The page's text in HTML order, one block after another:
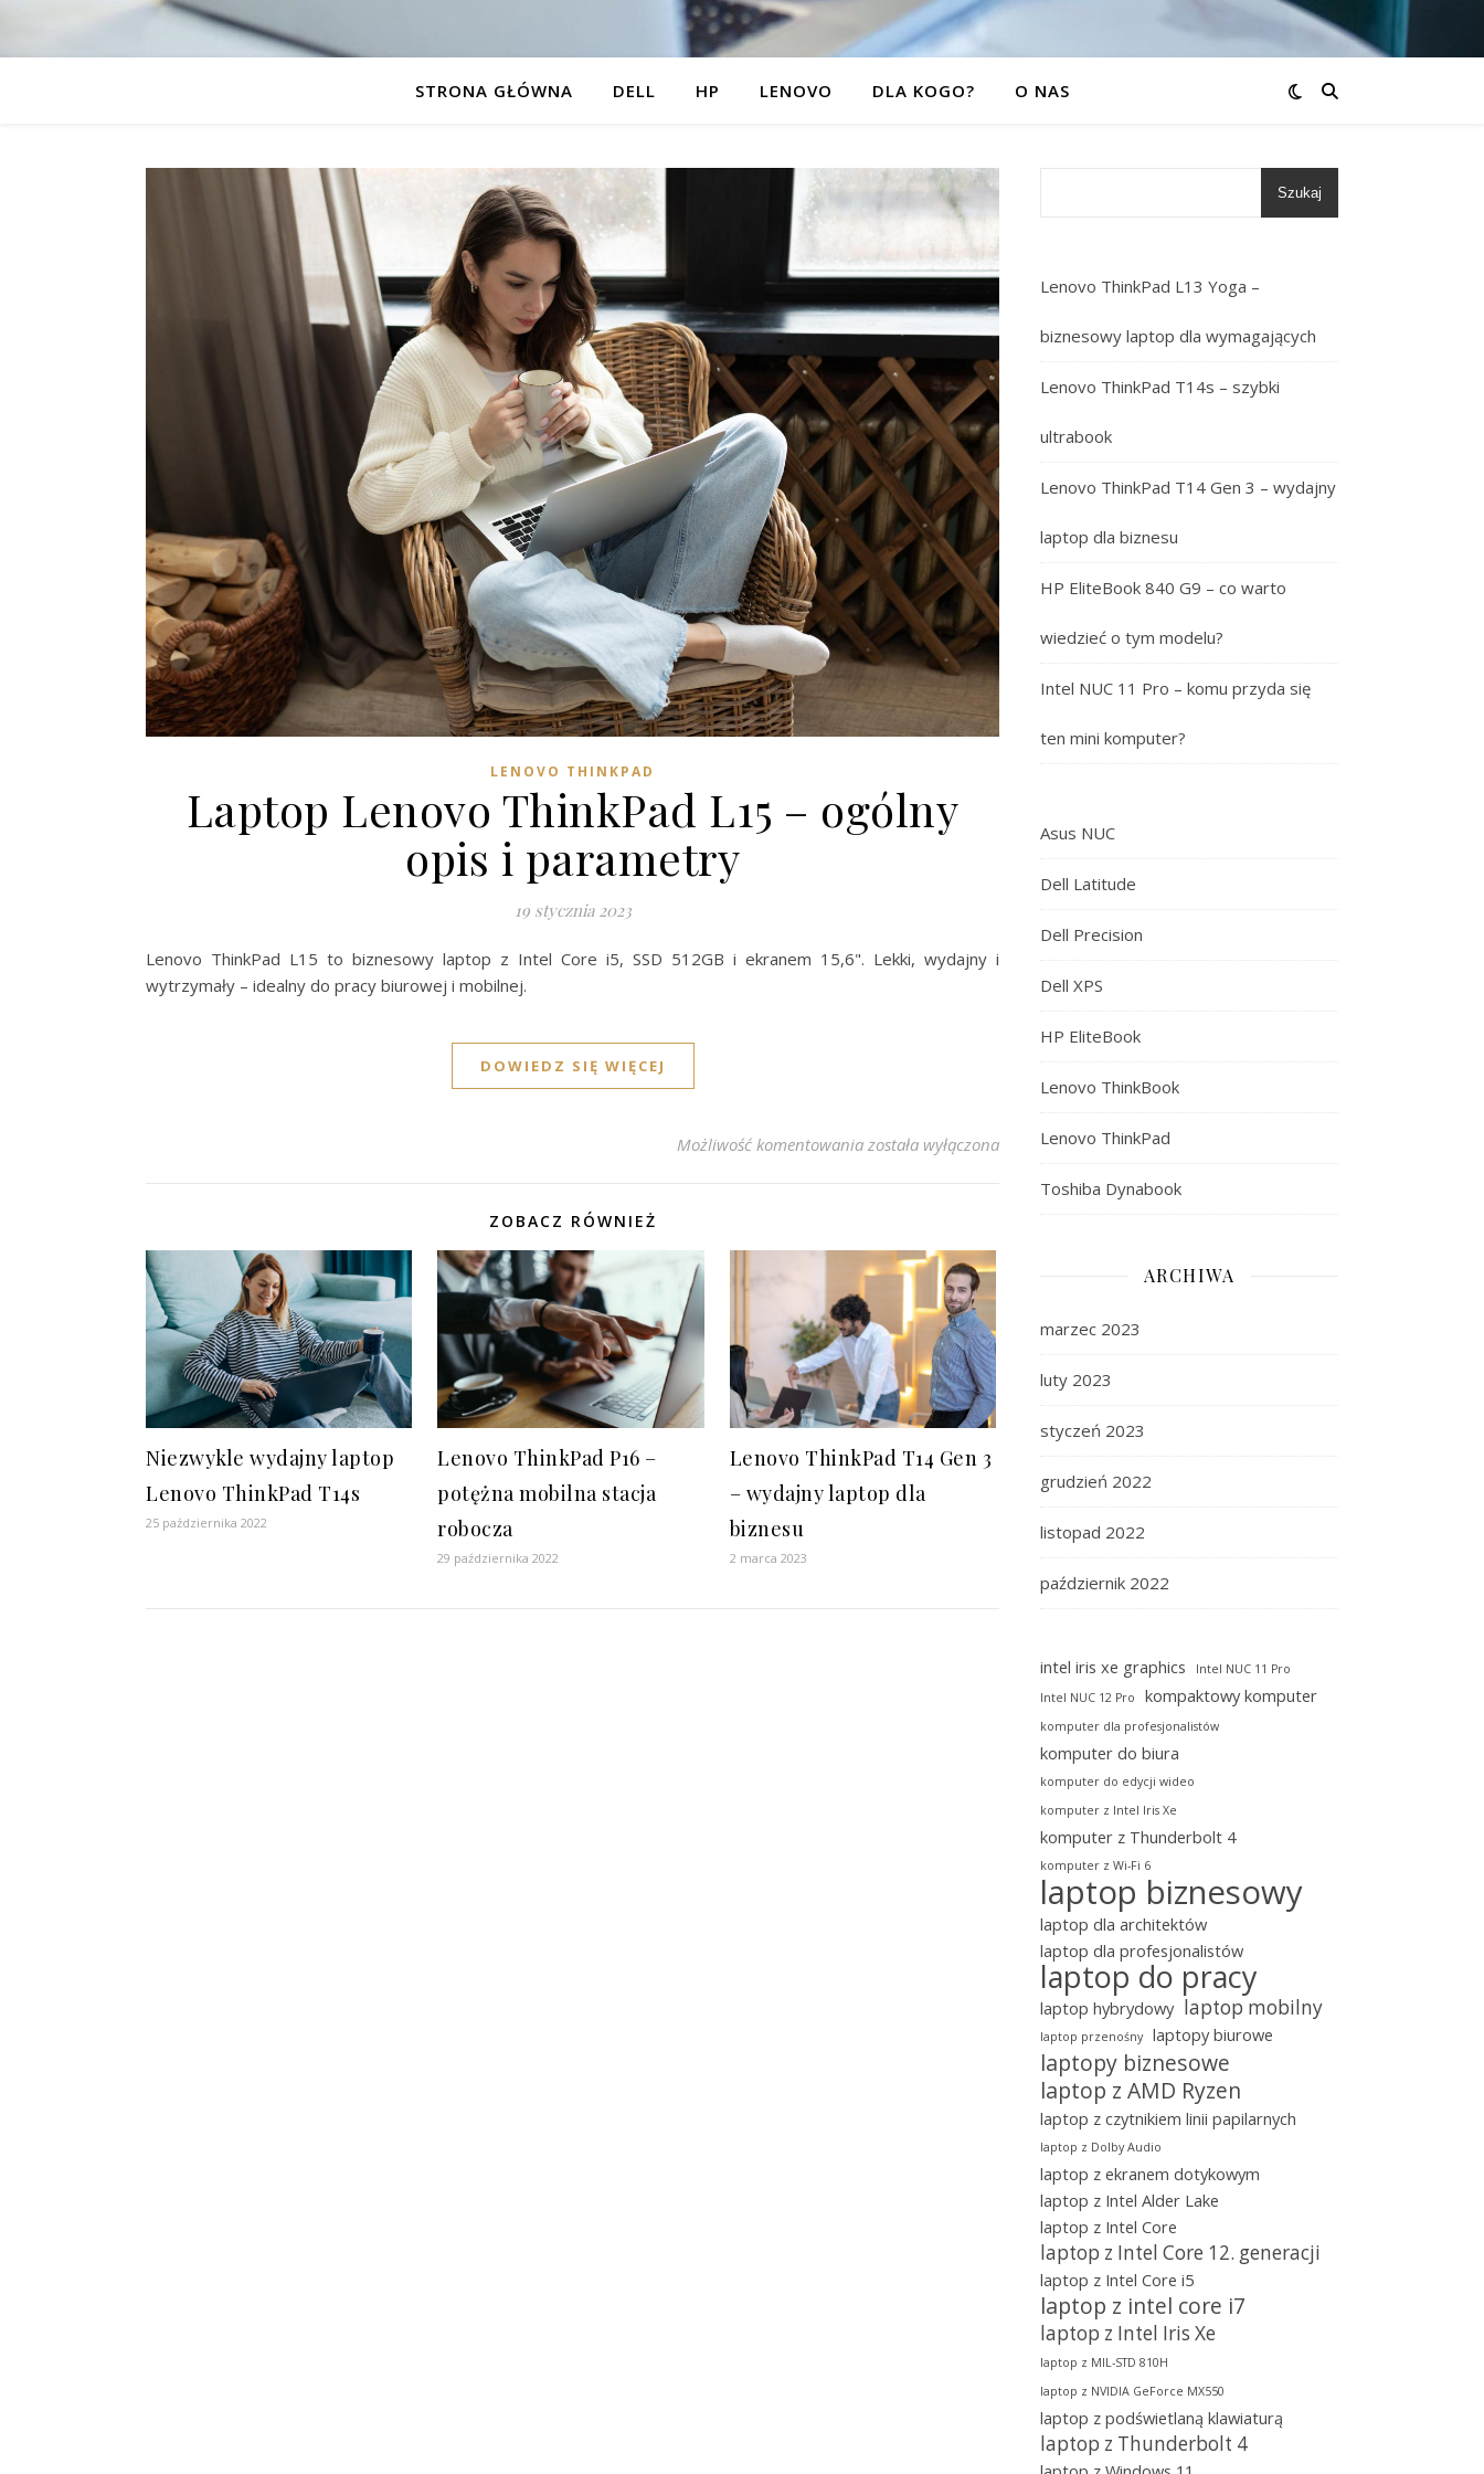
STRONA GŁÓWNA DELL HP LENOVO DLA KOGO? O NAS
LENOVO THINKPAD
Laptop Lenovo ThinkPad L15 – ogólny
opis i parametry
19 stycznia 2023
Lenovo ThinkPad L15 to biznesowy laptop z Intel Core i5, SSD 512GB i ekranem 15,6". Lekki, wydajny i
wytrzymały – idealny do pracy biurowej i mobilnej.
DOWIEDZ SIĘ WIĘCEJ
Możliwość komentowania Laptop Lenovo ThinkPad L15 – ogólny opis i parametry
została wyłączona
ZOBACZ RÓWNIEŻ
Niezwykle wydajny laptop
Lenovo ThinkPad T14s
25 października 2022
Lenovo ThinkPad P16 –
potężna mobilna stacja
robocza
29 października 2022
Lenovo ThinkPad T14 Gen 3
– wydajny laptop dla
biznesu
2 marca 2023
Szukaj
Lenovo ThinkPad L13 Yoga –
biznesowy laptop dla wymagających
Lenovo ThinkPad T14s – szybki
ultrabook
Lenovo ThinkPad T14 Gen 3 – wydajny
laptop dla biznesu
HP EliteBook 840 G9 – co warto
wiedzieć o tym modelu?
Intel NUC 11 Pro – komu przyda się
ten mini komputer?
Asus NUC
Dell Latitude
Dell Precision
Dell XPS
HP EliteBook
Lenovo ThinkBook
Lenovo ThinkPad
Toshiba Dynabook
ARCHIWA
marzec 2023
luty 2023
styczeń 2023
grudzień 2022
listopad 2022
październik 2022
intel iris xe graphics
Intel NUC 11 Pro
Intel NUC 12 Pro
kompaktowy komputer
komputer dla profesjonalistów
komputer do biura
komputer do edycji wideo
komputer z Intel Iris Xe
komputer z Thunderbolt 4
komputer z Wi-Fi 6
laptop biznesowy
laptop dla architektów
laptop dla profesjonalistów
laptop do pracy
laptop hybrydowy laptop mobilny
laptop przenośny laptopy biurowe
laptopy biznesowe
laptop z AMD Ryzen
laptop z czytnikiem linii papilarnych
laptop z Dolby Audio
laptop z ekranem dotykowym
laptop z Intel Alder Lake
laptop z Intel Core
laptop z Intel Core 12. generacji
laptop z Intel Core i5
laptop z intel core i7
laptop z Intel Iris Xe
laptop z MIL-STD 810H
laptop z NVIDIA GeForce MX550
laptop z podświetlaną klawiaturą
laptop z Thunderbolt 4